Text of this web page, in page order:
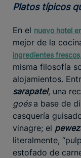
Platos típicos
En el nuevo hotel
mejor de la
ingredientes
misma filosofía
alojamientos.
sarapatel, una
goés a base de
casquería
vinagre; el
literalmente,
estofado de